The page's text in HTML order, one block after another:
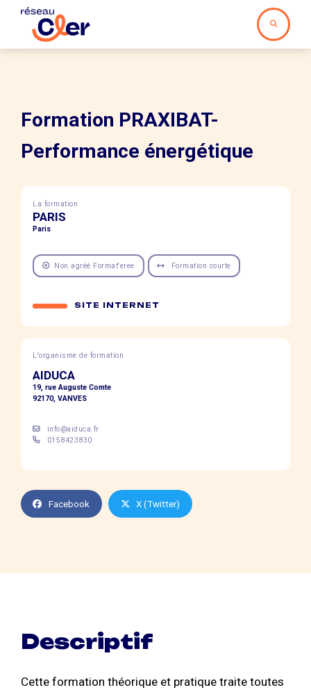
Formation PRAXIBAT-
Performance énergétique
La formation
PARIS
Paris
Non agréé Format'eree Formation courte
SITE INTERNET
L'organisme de formation
AIDUCA
19, rue Auguste Comte
92170, VANVES
info@aiduca.fr
0158423830
Facebook X (Twitter)
Descriptif
Cette formation théorique et pratique traite toutes